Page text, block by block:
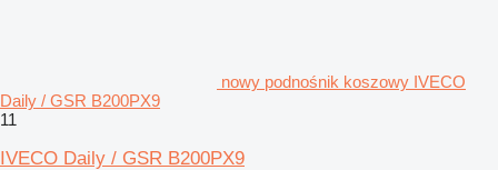
nowy podnośnik koszowy IVECO
Daily / GSR B200PX9
11
IVECO Daily / GSR B200PX9